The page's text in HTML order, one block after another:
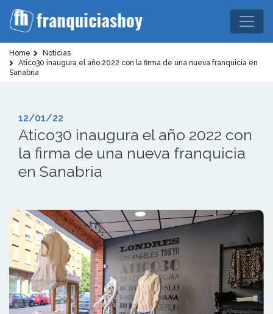
Home
Noticias
Atico30 inaugura el año 2022 con la firma de una nueva franquicia en
Sanabria
12/01/22
Atico30 inaugura el año 2022 con
la firma de una nueva franquicia
en Sanabria